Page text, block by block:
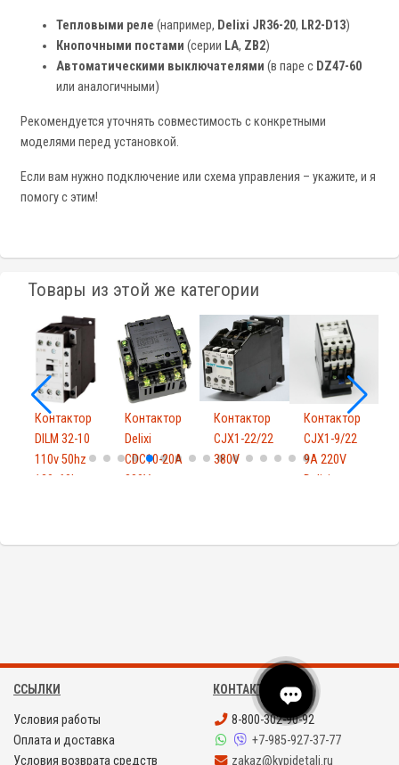
Тепловыми реле (например, Delixi JR36-20, LR2-D13)
Кнопочными постами (серии LA, ZB2)
Автоматическими выключателями (в паре с DZ47-60
или аналогичными)
Рекомендуется уточнять совместимость с конкретными
моделями перед установкой.
Если вам нужно подключение или схема управления – укажите, и я
помогу с этим!
Товары из этой же категории
Контактор
DILM 32-10
110v 50hz
120v60hz
Контактор
Delixi
CDC10-20A
380V
Контактор
CJX1-22/22
380V
Контактор
CJX1-9/22
9A 220V
Delixi
ССЫЛКИ
Условия работы
Оплата и доставка
Условия возврата средств
КОНТАКТЫ
8-800-302-90-92
+7-985-927-37-77
zakaz@kypidetali.ru